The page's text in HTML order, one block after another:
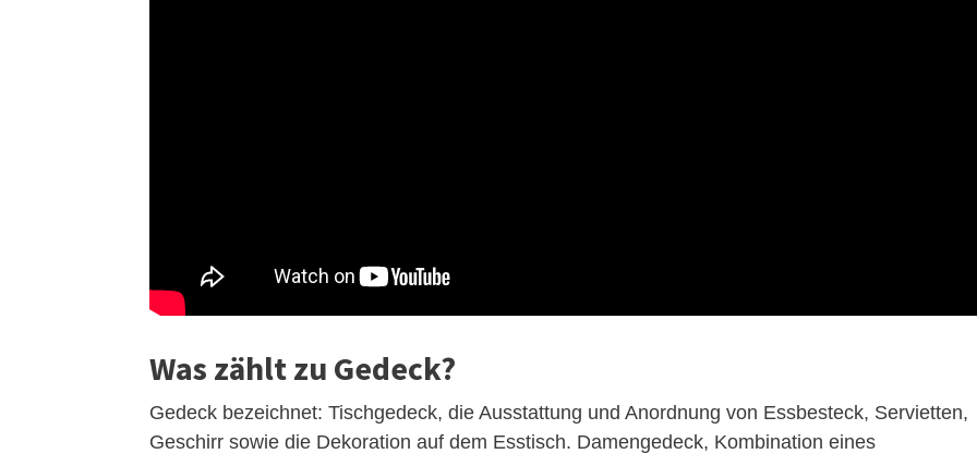
Was zählt zu Gedeck?
Gedeck bezeichnet: Tischgedeck, die Ausstattung und Anordnung von Essbesteck, Servietten,
Geschirr sowie die Dekoration auf dem Esstisch. Damengedeck, Kombination eines